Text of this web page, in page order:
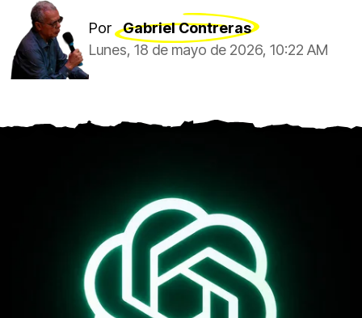
Por
Gabriel Contreras
Lunes, 18 de mayo de 2026, 10:22 AM